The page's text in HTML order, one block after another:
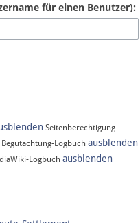
für einen Benutzer):
Seitenberechtigung-
Logbuch ausblenden
Logbuch ausblenden